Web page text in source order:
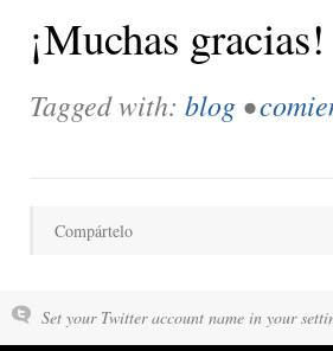
¡Muchas gracias!
Tagged with: blog •
Compártelo
Set your Twitter account name in your